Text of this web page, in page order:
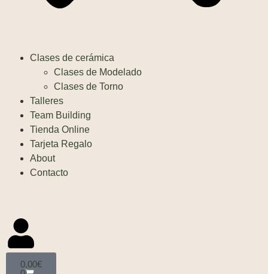
Clases de cerámica
Clases de Modelado
Clases de Torno
Talleres
Team Building
Tienda Online
Tarjeta Regalo
About
Contacto
0,00€